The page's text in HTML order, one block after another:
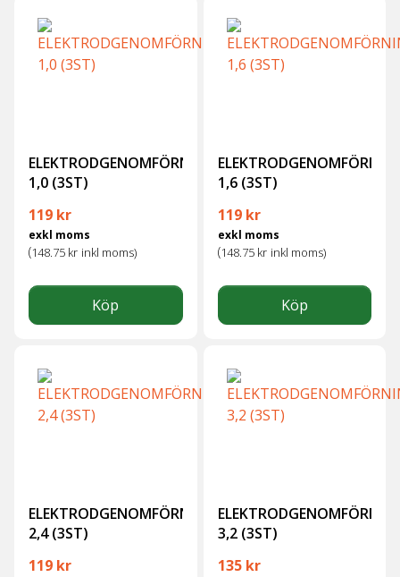
ELEKTRODGENOMFÖRNING
1,0 (3ST)
119 kr
exkl moms
(148.75 kr inkl moms)
Köp
1,6 (3ST)
119 kr
exkl moms
(148.75 kr inkl moms)
Köp
ELEKTRODGENOMFÖRNING
2,4 (3ST)
119 kr
3,2 (3ST)
135 kr